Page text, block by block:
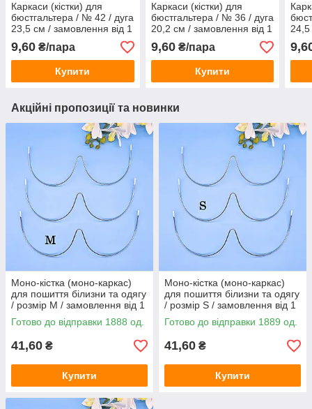
Каркаси (кістки) для
бюстгальтера / № 42 / дуга
23,5 см / замовлення від 1
пари
9,60 ₴/пара
Купити
Каркаси (кістки) для
бюстгальтера / № 36 / дуга
20,2 см / замовлення від 1
пари
9,60₴/пара
Купити
24,5
Акційні пропозиції та новинки
Моно-кістка (моно-каркас)
для пошиття білизни та одягу
/ розмір M / замовлення від 1
штуки
Готово до відправки 1888 од.
41,60 ₴
Купити
Моно-кістка (моно-каркас)
для пошиття білизни та одягу
/ розмір S / замовлення від 1
штуки
Готово до відправки 1889 од.
41,60 ₴
Купити